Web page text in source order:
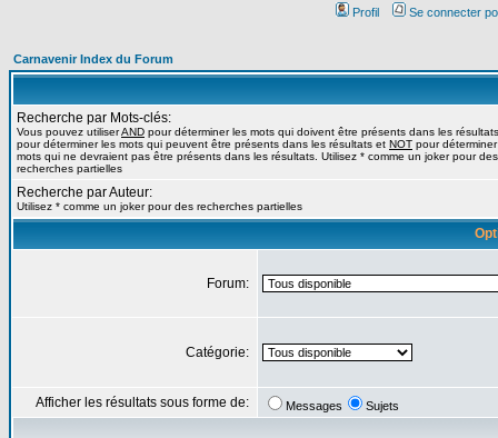
Profil
Se connecter
Carnavenir Index du Forum
Recherche par Mots-clés:
Vous pouvez utiliserAND pour déterminer les mots qui doivent être présents dans les
pour déterminer les mots qui peuvent être présents dans les résultats et NOT pour
mots qui ne devraient pas être présents dans les résultats. Utilisez * comme un joker pour des
recherches partielles
Recherche par Auteur:
Utilisez * comme un joker pour des recherches partielles
Forum:
Catégorie:
Afficher les résultats sous forme de: Messages Sujets